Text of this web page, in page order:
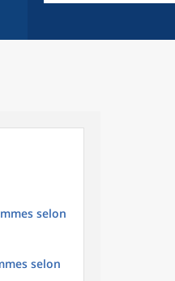
selon
selon